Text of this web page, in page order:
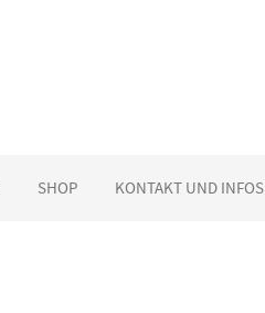
SHOP KONTAKT UND INFOS